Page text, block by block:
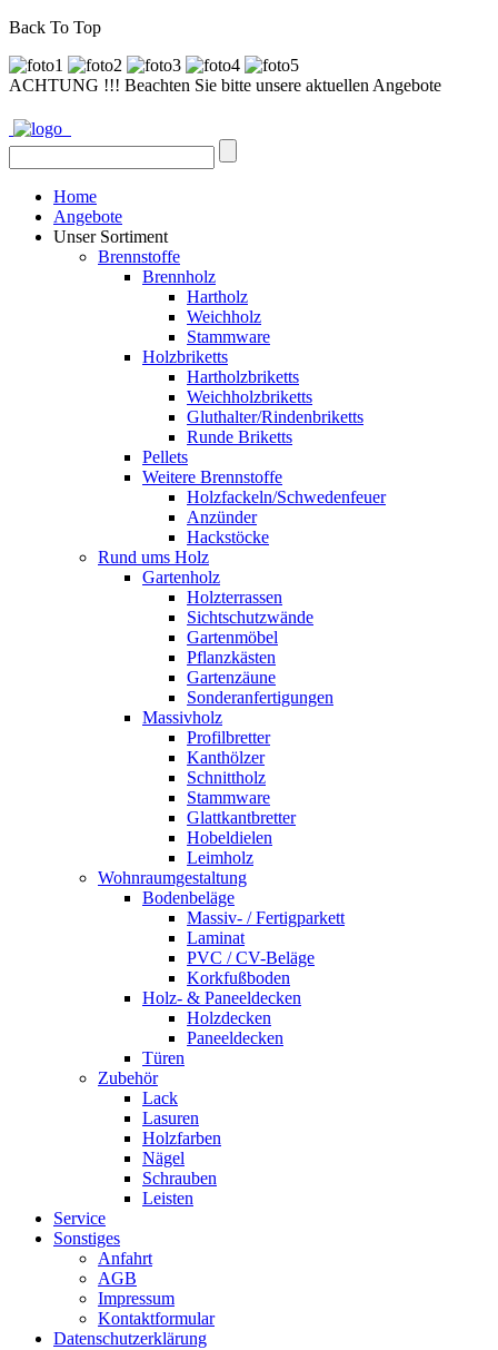
Back To Top
ACHTUNG !!! Beachten Sie bitte unsere aktuellen Angebote
Home
Angebote
Unser Sortiment
Brennstoffe
Brennholz
Hartholz
Weichholz
Stammware
Holzbriketts
Hartholzbriketts
Weichholzbriketts
Gluthalter/Rindenbriketts
Runde Briketts
Pellets
Weitere Brennstoffe
Holzfackeln/Schwedenfeuer
Anzünder
Hackstöcke
Rund ums Holz
Gartenholz
Holzterrassen
Sichtschutzwände
Gartenmöbel
Pflanzkästen
Gartenzäune
Sonderanfertigungen
Massivholz
Profilbretter
Kanthölzer
Schnittholz
Stammware
Glattkantbretter
Hobeldielen
Leimholz
Wohnraumgestaltung
Bodenbeläge
Massiv- / Fertigparkett
Laminat
PVC / CV-Beläge
Korkfußboden
Holz- & Paneeldecken
Holzdecken
Paneeldecken
Türen
Zubehör
Lack
Lasuren
Holzfarben
Nägel
Schrauben
Leisten
Service
Sonstiges
Anfahrt
AGB
Impressum
Kontaktformular
Datenschutzerklärung